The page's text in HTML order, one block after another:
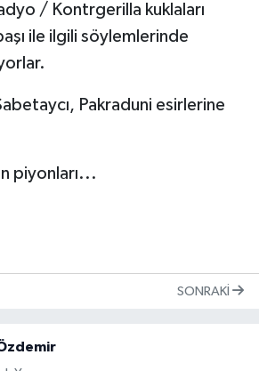
/ Kontrgerilla kuklaları
ile ilgili söylemlerinde
Pakraduni esirlerine
piyonları...
SONRAKI